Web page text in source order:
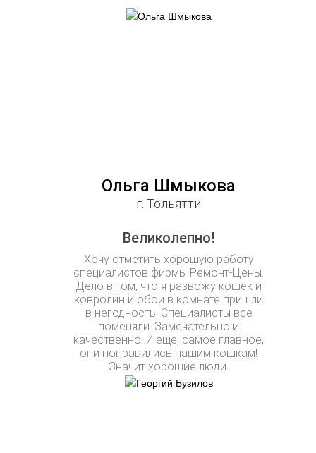
Ольга Шмыкова
г. Тольятти
Великолепно!
Хочу отметить хорошую работу
специалистов фирмы Ремонт-Цены.
Дело в том, что я развожу кошек и
ковролин и обои в комнате пришли
в негодность. Специалисты все
поменяли. Замечательно и
качественно. И еще, самое главное,
они понравились нашим кошкам!
Значит хорошие люди.